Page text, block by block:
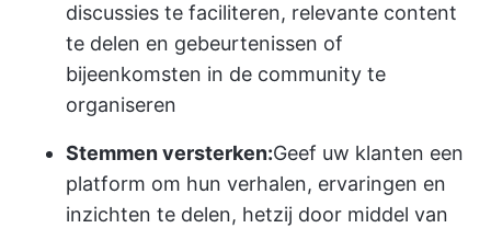
discussies te faciliteren, relevante content
te delen en gebeurtenissen of
bijeenkomsten in de community te
organiseren
Stemmen versterken:Geef uw klanten een
platform om hun verhalen, ervaringen en
inzichten te delen, hetzij door middel van